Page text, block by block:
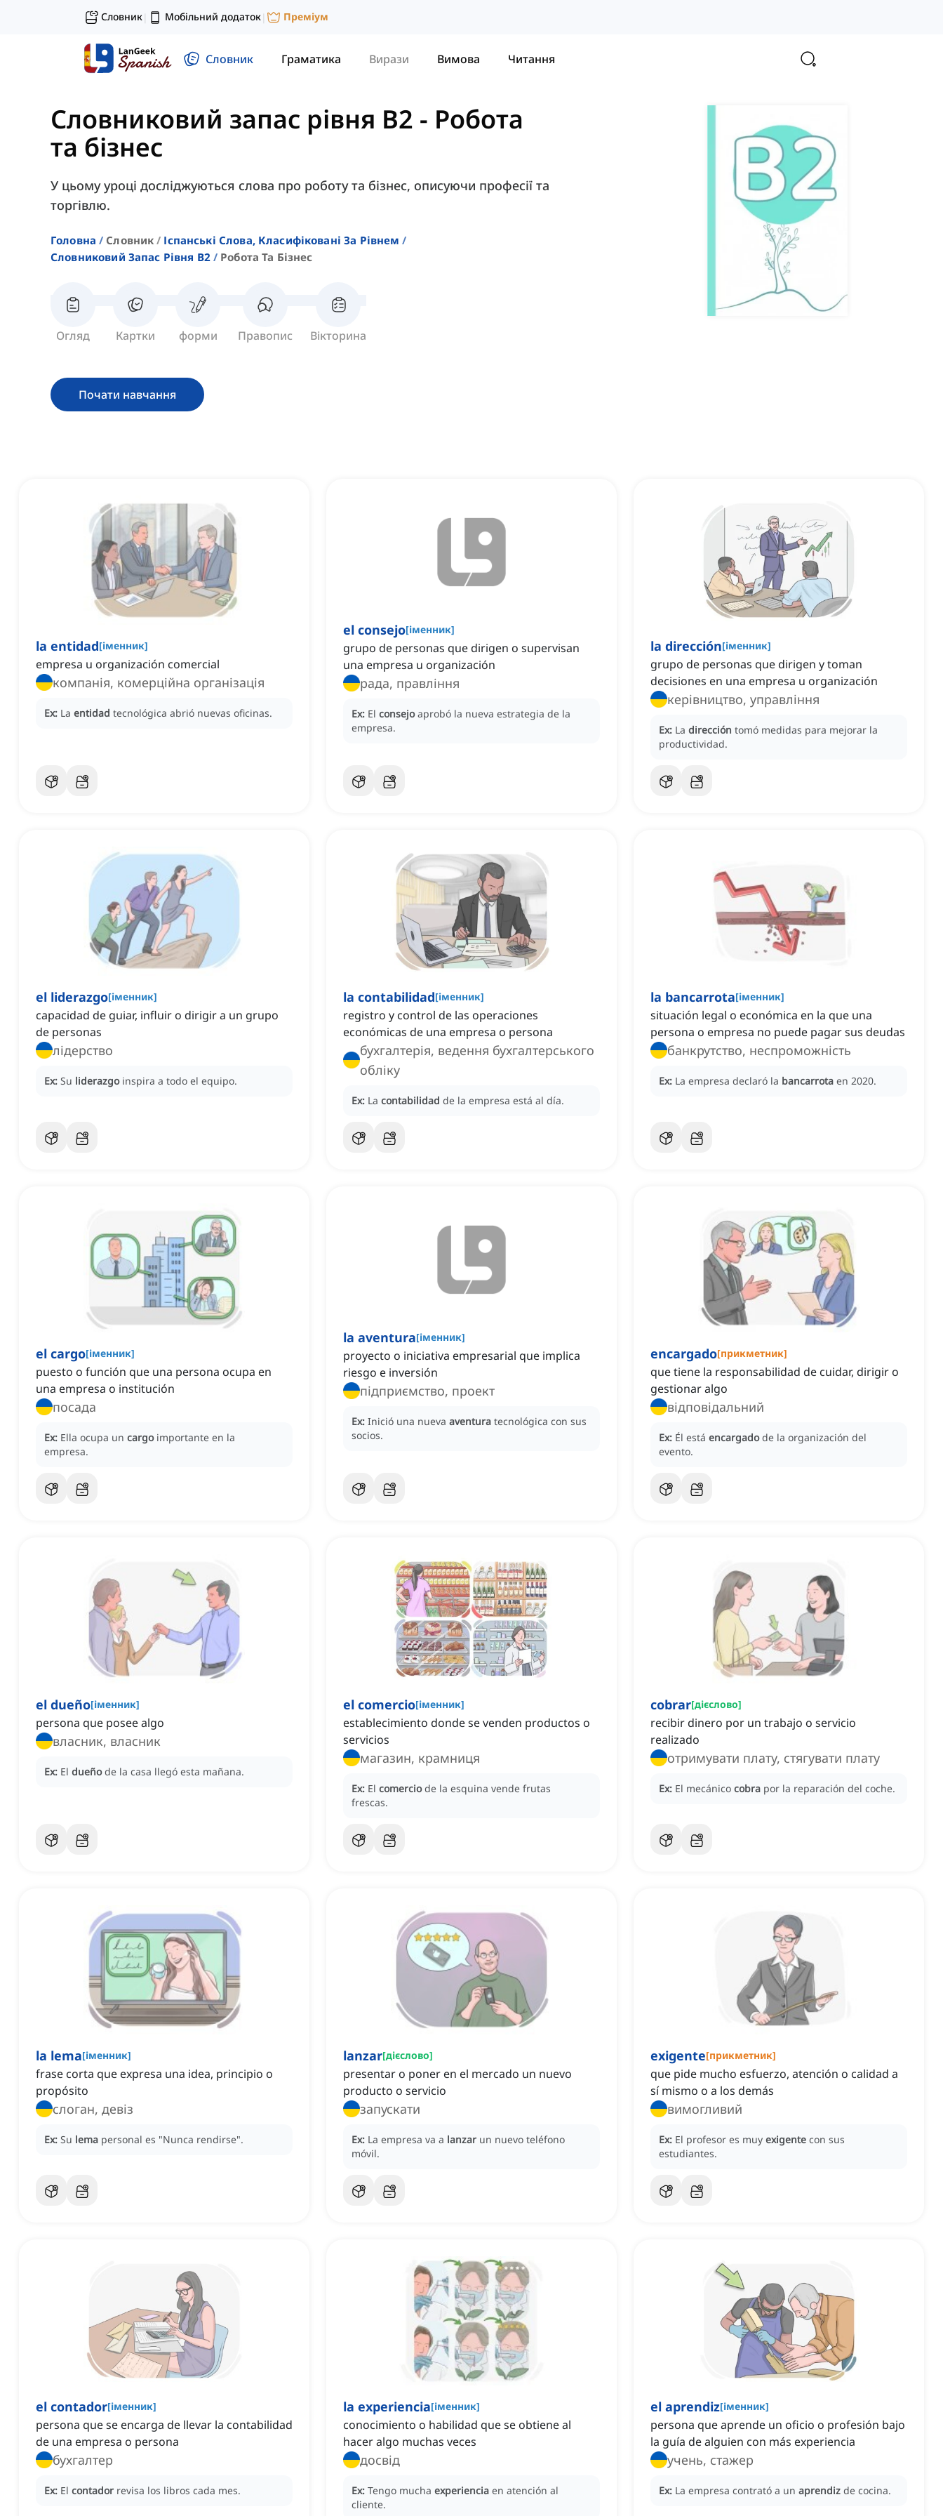
Словник| Мобільний додаток| Преміум
Словник Граматика Вирази Вимова Читання
Словниковий запас рівня B2 - Робота
та бізнес
У цьому уроці досліджуються слова про роботу та бізнес, описуючи професії та
торгівлю.
Головна Словник
Іспанські Слова, Класифіковані За Рівнем
Словниковий Запас Рівня B2
Робота Та Бізнес
Огляд Картки форми Правопис Вікторина
Почати навчання
la entidad[іменник]
empresa u organización comercial
компанія, комерційна організація
Ex: La entidad tecnológica abrió nuevas oficinas.
el consejo[іменник]
grupo de personas que dirigen o supervisan
una empresa u organización
рада, правління
Ex: El consejo aprobó la nueva estrategia de la
empresa.
la dirección[іменник]
grupo de personas que dirigen y toman
decisiones en una empresa u organización
керівництво, управління
Ex: La dirección tomó medidas para mejorar la
productividad.
el liderazgo[іменник]
capacidad de guiar, influir o dirigir a un grupo
de personas
лідерство
Ex: Su liderazgo inspira a todo el equipo.
la contabilidad[іменник]
registro y control de las operaciones
económicas de una empresa o persona
бухгалтерія, ведення бухгалтерського
обліку
Ex: La contabilidad de la empresa está al día.
la bancarrota[іменник]
situación legal o económica en la que una
persona o empresa no puede pagar sus deudas
банкрутство, неспроможність
Ex: La empresa declaró la bancarrota en 2020.
el cargo[іменник]
puesto o función que una persona ocupa en
una empresa o institución
посада
Ex: Ella ocupa un cargo importante en la
empresa.
la aventura[іменник]
proyecto o iniciativa empresarial que implica
riesgo e inversión
підприємство, проект
Ex: Inició una nueva aventura tecnológica con sus
socios.
encargado[прикметник]
que tiene la responsabilidad de cuidar, dirigir o
gestionar algo
відповідальний
Ex: Él está encargado de la organización del
evento.
el dueño[іменник]
persona que posee algo
власник, власник
Ex: El dueño de la casa llegó esta mañana.
el comercio[іменник]
establecimiento donde se venden productos o
servicios
магазин, крамниця
Ex: El comercio de la esquina vende frutas
frescas.
cobrar[дієслово]
recibir dinero por un trabajo o servicio
realizado
отримувати плату, стягувати плату
Ex: El mecánico cobra por la reparación del coche.
la lema[іменник]
frase corta que expresa una idea, principio o
propósito
слоган, девіз
Ex: Su lema personal es "Nunca rendirse".
lanzar[дієслово]
presentar o poner en el mercado un nuevo
producto o servicio
запускати
Ex: La empresa va a lanzar un nuevo teléfono
móvil.
exigente[прикметник]
que pide mucho esfuerzo, atención o calidad a
sí mismo o a los demás
вимогливий
Ex: El profesor es muy exigente con sus
estudiantes.
el contador[іменник]
persona que se encarga de llevar la contabilidad
de una empresa o persona
бухгалтер
Ex: El contador revisa los libros cada mes.
la experiencia[іменник]
conocimiento o habilidad que se obtiene al
hacer algo muchas veces
досвід
Ex: Tengo mucha experiencia en atención al
cliente.
el aprendiz[іменник]
persona que aprende un oficio o profesión bajo
la guía de alguien con más experiencia
учень, стажер
Ex: La empresa contrató a un aprendiz de cocina.